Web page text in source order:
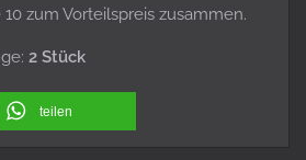
zum Vorteilspreis zusammen.
2 Stück
teilen